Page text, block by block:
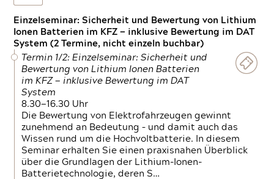
Einzelseminar: Sicherheit und Bewertung von Lithium
Ionen Batterien im KFZ — inklusive Bewertung im DAT
System (2 Termine, nicht einzeln buchbar)
Termin 1/2: Einzelseminar: Sicherheit und
Bewertung von Lithium Ionen Batterien
im KFZ — inklusive Bewertung im DAT
System
8.30—16.30 Uhr
Die Bewertung von Elektrofahrzeugen gewinnt
zunehmend an Bedeutung – und damit auch das
Wissen rund um die Hochvoltbatterie. In diesem
Seminar erhalten Sie einen praxisnahen Überblick
über die Grundlagen der Lithium-Ionen-
Batterietechnologie, deren S…